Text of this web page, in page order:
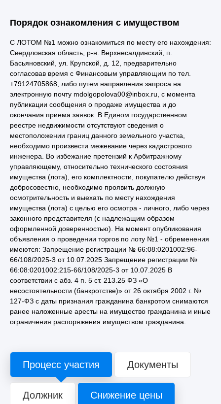
Порядок ознакомления с имуществом
С ЛОТОМ №1 можно ознакомиться по месту его нахождения:
Свердловская область, р-н. Верхнесалдинский, п.
Басьяновский, ул. Крупской, д. 12, предварительно
согласовав время с Финансовым управляющим по тел.
+79124705868, либо путем направления запроса на
электронную почту mdolgopolova00@inbox.ru, с момента
публикации сообщения о продаже имущества и до
окончания приема заявок. В Едином государственном
реестре недвижимости отсутствуют сведения о
местоположении границ данного земельного участка,
необходимо произвести межевание через кадастрового
инженера. Во избежание претензий к Арбитражному
управляющему, относительно технического состояния
имущества (лота), его комплектности, покупателю действуя
добросовестно, необходимо проявить должную
осмотрительность и выехать по месту нахождения
имущества (лота) с целью его осмотра - личного, либо через
законного представителя (с надлежащим образом
оформленной доверенностью). На момент опубликования
объявления о проведении торгов по лоту №1 - обременения
имеются: Запрещение регистрации № 66:08:0201002:96-
66/108/2025-3 от 10.07.2025 Запрещение регистрации №
66:08:0201002:215-66/108/2025-3 от 10.07.2025 В
соответствии с абз. 4 п. 5 ст. 213.25 ФЗ «О
несостоятельности (банкротстве)» от 26 октября 2002 г. №
127-ФЗ с даты признания гражданина банкротом снимаются
ранее наложенные аресты на имущество гражданина и иные
ограничения распоряжения имуществом гражданина.
Процесс участия Документы
Должник Снижение цены